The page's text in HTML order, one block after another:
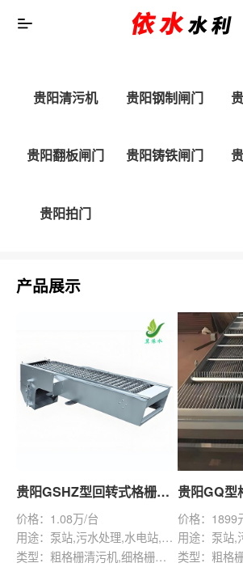
贵阳清污机 贵阳钢制闸门
贵阳翻板闸门 贵阳铸铁闸门
贵阳拍门
产品展示
贵阳GSHZ型回转式格栅除污机
价格：1.08万/台
用途：泵站,污水处理,水电站,自来水厂,渠道,水产养殖,化工,纺织,给排水工程
类型：粗格栅清污机,细格栅清污机,格栅清污机,回转式清污机
贵阳GQ型
价格：1899